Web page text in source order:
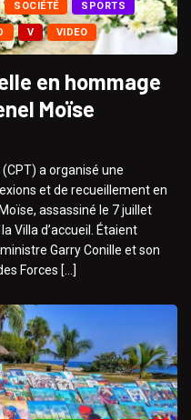
SOCIÉTÉ SPORTS
V VIDEO
en hommage
Moïse
a organisé une
et de recueillement en
assassiné le 7 juillet
Villa d’accueil. Étaient
Garry Conille et son
Forces […]